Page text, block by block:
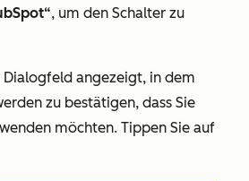
, um den Schalter zu
angezeigt, in dem
zu bestätigen, dass Sie
möchten. Tippen Sie auf